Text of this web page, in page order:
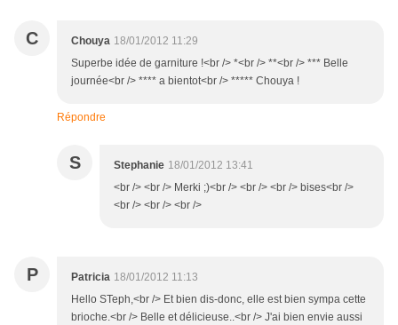
C Chouya 18/01/2012 11:29
Superbe idée de garniture !<br /> *<br /> **<br /> *** Belle
journée<br /> **** a bientot<br /> ***** Chouya !
Répondre
S Stephanie 18/01/2012 13:41
<br /> <br /> Merki ;)<br /> <br /> <br /> bises<br />
<br /> <br /> <br />
P Patricia 18/01/2012 11:13
Hello STeph,<br /> Et bien dis-donc, elle est bien sympa cette
brioche.<br /> Belle et délicieuse..<br /> J'ai bien envie aussi